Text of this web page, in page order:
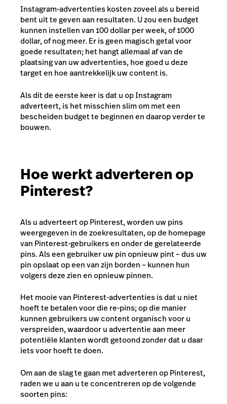
Instagram-advertenties kosten zoveel als u bereid
bent uit te geven aan resultaten. U zou een budget
kunnen instellen van 100 dollar per week, of 1000
dollar, of nog meer. Er is geen magisch getal voor
goede resultaten; het hangt allemaal af van de
plaatsing van uw advertenties, hoe goed u deze
target en hoe aantrekkelijk uw content is.
Als dit de eerste keer is dat u op Instagram
adverteert, is het misschien slim om met een
bescheiden budget te beginnen en daarop verder te
bouwen.
Hoe werkt adverteren op
Pinterest?
Als u adverteert op Pinterest, worden uw pins
weergegeven in de zoekresultaten, op de homepage
van Pinterest-gebruikers en onder de gerelateerde
pins. Als een gebruiker uw pin opnieuw pint – dus uw
pin opslaat op een van zijn borden – kunnen hun
volgers deze zien en opnieuw pinnen.
Het mooie van Pinterest-advertenties is dat u niet
hoeft te betalen voor die re-pins; op die manier
kunnen gebruikers uw content organisch voor u
verspreiden, waardoor u advertentie aan meer
potentiële klanten wordt getoond zonder dat u daar
iets voor hoeft te doen.
Om aan de slag te gaan met adverteren op Pinterest,
raden we u aan u te concentreren op de volgende
soorten pins: